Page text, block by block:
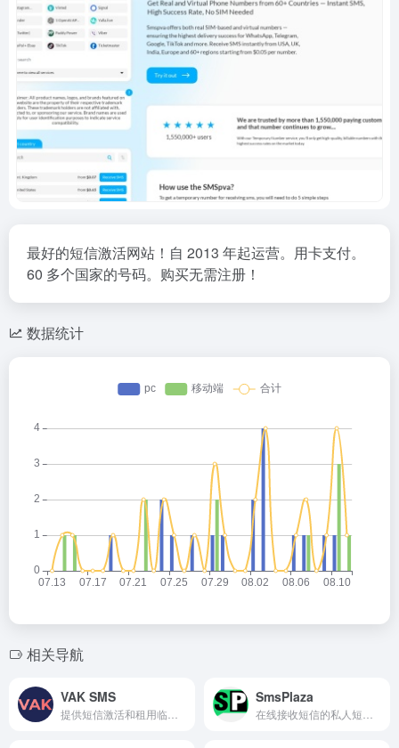
最好的短信激活网站！自 2013 年起运营。用卡支付。
60 多个国家的号码。购买无需注册！
数据统计
相关导航
VAK SMS SmsPlaza